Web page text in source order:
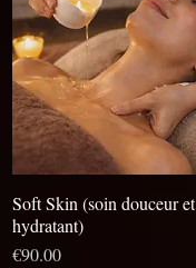
Aperçu rapide
Soft Skin (soin douceur et
hydratant)
Prix
€90.00